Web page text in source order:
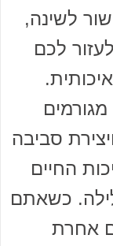
לשינה,
לכם
סביבה
החיים
כשאתם
אחרת